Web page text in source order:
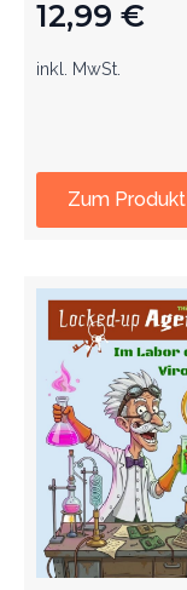
12,99 €
inkl. MwSt.
Zum Produkt